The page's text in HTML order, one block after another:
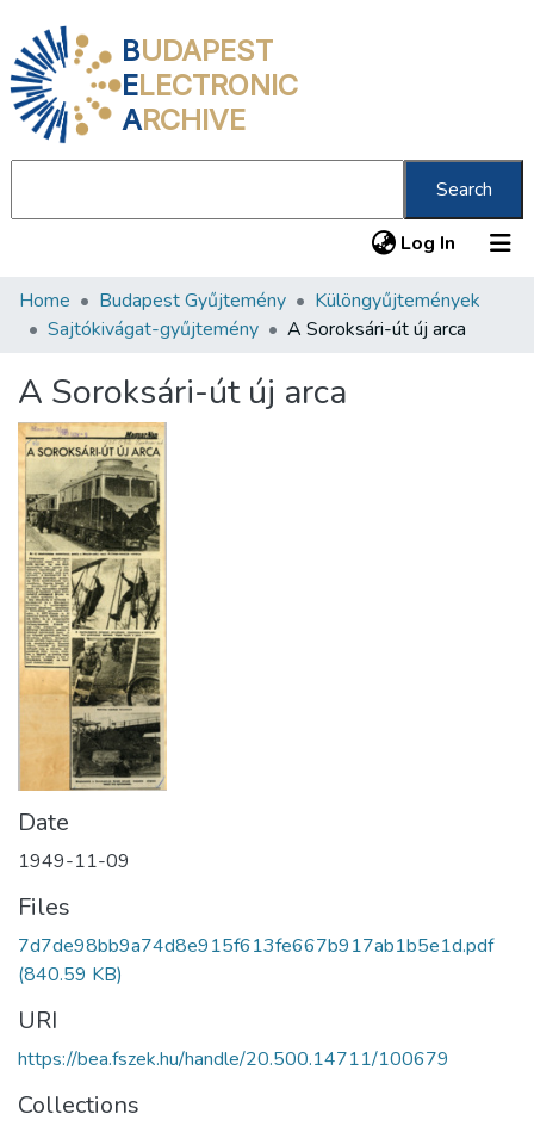
BUDAPEST
ELECTRONIC
ARCHIVE
Search
Log In (current)
Communities & Collections
Statistics
About us
Home Budapest Gyűjtemény
Különgyűjtemények
Sajtókivágat-gyűjtemény
A Soroksári-út új arca
A Soroksári-út új arca
Date
1949-11-09
Files
7d7de98bb9a74d8e915f613fe667b917ab1b5e1d.pdf
(840.59 KB)
URI
https://bea.fszek.hu/handle/20.500.14711/100679
Collections